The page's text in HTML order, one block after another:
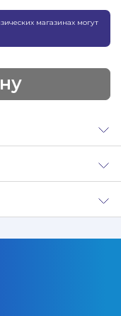
магазинах могут